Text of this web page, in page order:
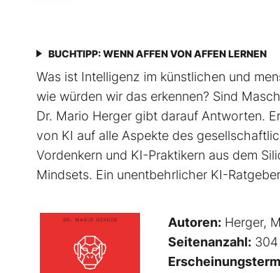
BUCHTIPP: WENN AFFEN VON AFFEN LERNEN
Was ist Intelligenz im künstlichen und
wie würden wir das erkennen? Sind
Dr. Mario Herger gibt darauf Antworten.
von KI auf alle Aspekte des
Vordenkern und KI-Praktikern aus dem
Mindsets. Ein unentbehrlicher KI-
Autoren: Herger,
Seitenanzahl: 304